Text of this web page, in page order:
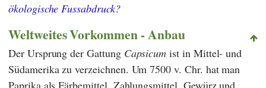
ökologische Fussabdruck?
Weltweites Vorkommen - Anbau
Der Ursprung der Gattung Capsicum ist in Mittel- und
Südamerika zu verzeichnen. Um 7500 v. Chr. hat man
Paprika als Färbemittel, Zahlungsmittel, Gewürz und